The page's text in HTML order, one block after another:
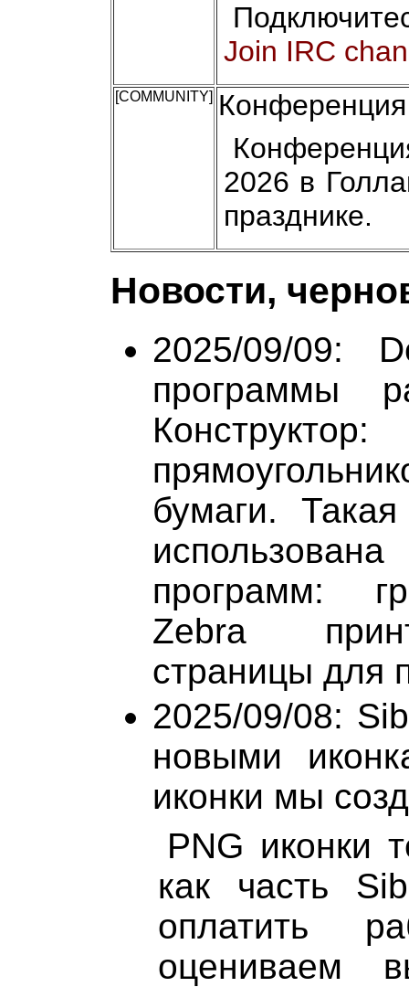
Join IRC
[COMMUNITY]
2026 в
празднике.
Новости,
2025/09/09:
программы
бумаги.
программ:
Zebra
страницы для
2025/09/08:
новыми
иконки мы
PNG иконки
как часть
оплатить
оцениваем